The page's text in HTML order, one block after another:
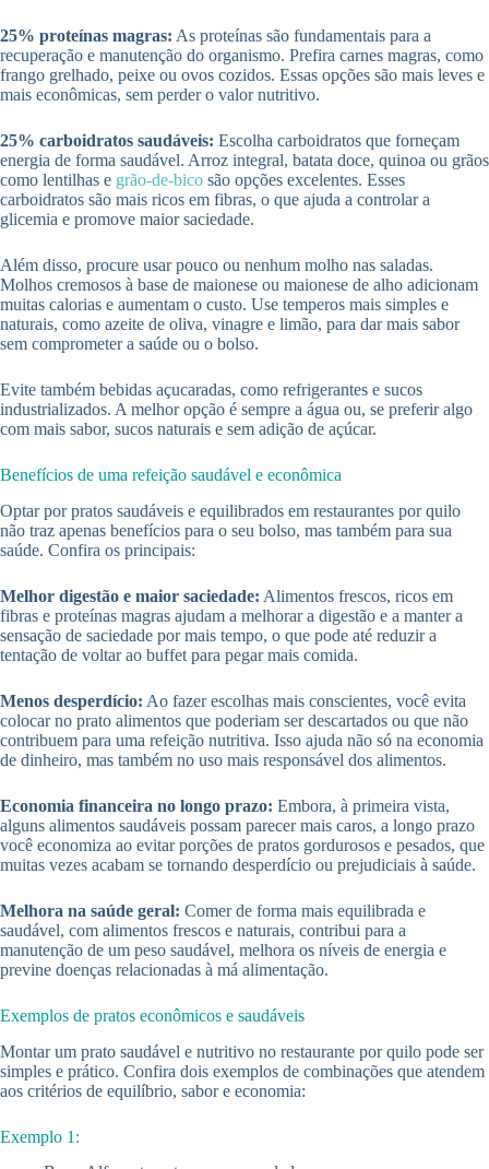
25% proteínas magras: As proteínas são fundamentais para a
recuperação e manutenção do organismo. Prefira carnes magras, como
frango grelhado, peixe ou ovos cozidos. Essas opções são mais leves e
mais econômicas, sem perder o valor nutritivo.
25% carboidratos saudáveis: Escolha carboidratos que forneçam
energia de forma saudável. Arroz integral, batata doce, quinoa ou grãos
como lentilhas e grão-de-bico são opções excelentes. Esses
carboidratos são mais ricos em fibras, o que ajuda a controlar a
glicemia e promove maior saciedade.
Além disso, procure usar pouco ou nenhum molho nas saladas.
Molhos cremosos à base de maionese ou maionese de alho adicionam
muitas calorias e aumentam o custo. Use temperos mais simples e
naturais, como azeite de oliva, vinagre e limão, para dar mais sabor
sem comprometer a saúde ou o bolso.
Evite também bebidas açucaradas, como refrigerantes e sucos
industrializados. A melhor opção é sempre a água ou, se preferir algo
com mais sabor, sucos naturais e sem adição de açúcar.
Benefícios de uma refeição saudável e econômica
Optar por pratos saudáveis e equilibrados em restaurantes por quilo
não traz apenas benefícios para o seu bolso, mas também para sua
saúde. Confira os principais:
Melhor digestão e maior saciedade: Alimentos frescos, ricos em
fibras e proteínas magras ajudam a melhorar a digestão e a manter a
sensação de saciedade por mais tempo, o que pode até reduzir a
tentação de voltar ao buffet para pegar mais comida.
Menos desperdício: Ao fazer escolhas mais conscientes, você evita
colocar no prato alimentos que poderiam ser descartados ou que não
contribuem para uma refeição nutritiva. Isso ajuda não só na economia
de dinheiro, mas também no uso mais responsável dos alimentos.
Economia financeira no longo prazo: Embora, à primeira vista,
alguns alimentos saudáveis possam parecer mais caros, a longo prazo
você economiza ao evitar porções de pratos gordurosos e pesados, que
muitas vezes acabam se tornando desperdício ou prejudiciais à saúde.
Melhora na saúde geral: Comer de forma mais equilibrada e
saudável, com alimentos frescos e naturais, contribui para a
manutenção de um peso saudável, melhora os níveis de energia e
previne doenças relacionadas à má alimentação.
Exemplos de pratos econômicos e saudáveis
Montar um prato saudável e nutritivo no restaurante por quilo pode ser
simples e prático. Confira dois exemplos de combinações que atendem
aos critérios de equilíbrio, sabor e economia:
Exemplo 1: